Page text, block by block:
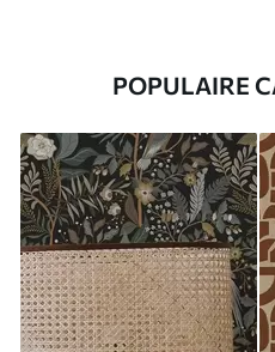
POPULAIRE